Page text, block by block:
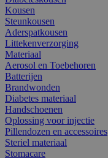
Kousen
Steunkousen
Aderspatkousen
Littekenverzorging
Materiaal
Aerosol en Toebehoren
Batterijen
Brandwonden
Diabetes materiaal
Handschoenen
Oplossing voor injectie
Pillendozen en accessoires
Steriel materiaal
Stomacare